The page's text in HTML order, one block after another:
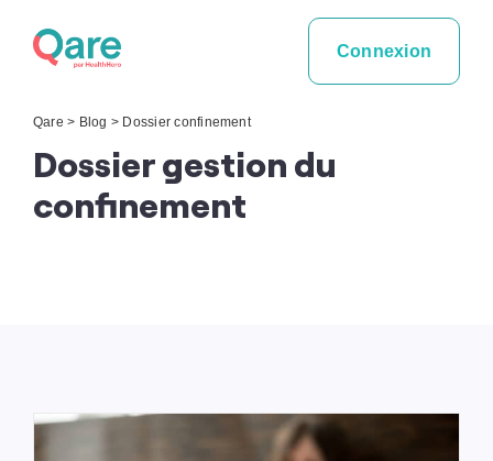
Connexion
Qare > Blog > Dossier confinement
Dossier gestion du
confinement